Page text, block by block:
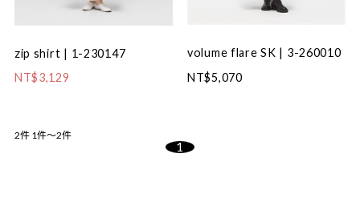
zip shirt | 1-230147
NT$3,129
volume flare SK | 3-260010
NT$5,070
2件 1件～2件
1